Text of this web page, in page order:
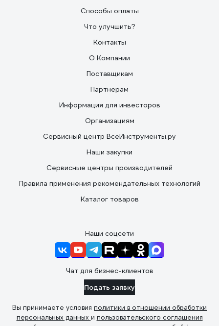
Способы оплаты
Что улучшить?
Контакты
О Компании
Поставщикам
Партнерам
Информация для инвесторов
Организациям
Сервисный центр ВсеИнструменты.ру
Наши закупки
Сервисные центры производителей
Правила применения рекомендательных технологий
Каталог товаров
Наши соцсети
Чат для бизнес-клиентов
Подать заявку
Вы принимаете условия политики в отношении обработки
персональных данных и пользовательского соглашения